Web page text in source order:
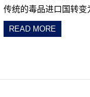
传统的毒品进口国转变
READ MORE